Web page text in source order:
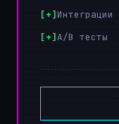
Интеграции
A/B тесты